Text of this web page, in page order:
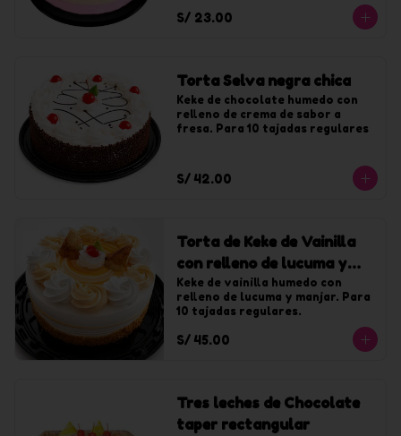
S/ 23.00
Torta Selva negra chica
Keke de chocolate humedo con
relleno de crema de sabor a
fresa. Para 10 tajadas regulares
S/ 42.00
Torta de Keke de Vainilla
con relleno de lucuma y
manjar chica
Keke de vainilla humedo con
relleno de lucuma y manjar. Para
10 tajadas regulares.
S/ 45.00
Tres leches de Chocolate
taper rectangular